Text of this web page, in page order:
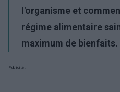
l'organisme et
régime alimentaire
maximum de bienfaits.
Publicité: